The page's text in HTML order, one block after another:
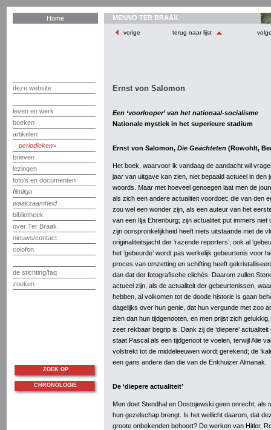
Home
deze website
leven en werk
boeken
artikelen
periodieken
brieven
lezingen
foto's en documenten
filmliga
waakzaamheid
bibliotheek
over Ter Braak
nieuws/contact
colofon
de stichting/faq
zoeken
MENNO TER BRAAK
vorige terug naar lijst
Ernst von Salomon
Een ‘voorlooper’ van het nationaal-socialisme
Nationale mystiek in het superieure stadium
Ernst von Salomon, Die Geächteten (Rowohlt,
Het boek, waarvoor ik vandaag de aandacht wil
jaar van uitgave kan zien, niet bepaald actueel in den
woords. Maar met hoeveel genoegen laat men de
als zich een andere actualiteit voordoet: die van den
zou wel een wonder zijn, als een auteur van het
van een Ilja Ehrenburg; zijn actualiteit put immers niet
zijn oorspronkelijkheid heeft niets uitstaande met de
originaliteitsjacht der ‘razende reporters’; ook al
het ‘gebeurde’ wordt pas werkelijk gebeurtenis voor
proces van omzetting en schifting heeft
dan dat der fotografische clichés. Daarom zullen
actueel zijn, als de actualiteit der gebeurtenissen,
hebben, al volkomen tot de doode historie is gaan
dagelijks over hun genie, dat hun vergunde met zoo
zien dan hun tijdgenooten, en men prijst zich gelukkig,
zeer rekbaar begrip is. Dank zij de ‘diepere’
staat Pascal als een tijdgenoot te voelen, terwijl Alie
volstrekt tot de middeleeuwen wordt gerekend; de
een gans andere dan die van de Enkhuizer Almanak.
De ‘diepere actualiteit’
Men doet Stendhal en Dostojewski geen onrecht, als
hun gezelschap brengt. Is het wellicht daarom, dat
groote onbekenden behoort? De werken van Hitler,
ZOEK OP
CHRONOLOGIE